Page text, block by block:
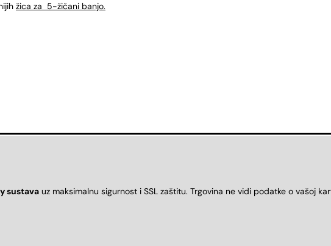
žica za 5-žičani banjo.
sustava uz maksimalnu sigurnost i SSL zaštitu. Trgovina ne vidi podatke o vašoj